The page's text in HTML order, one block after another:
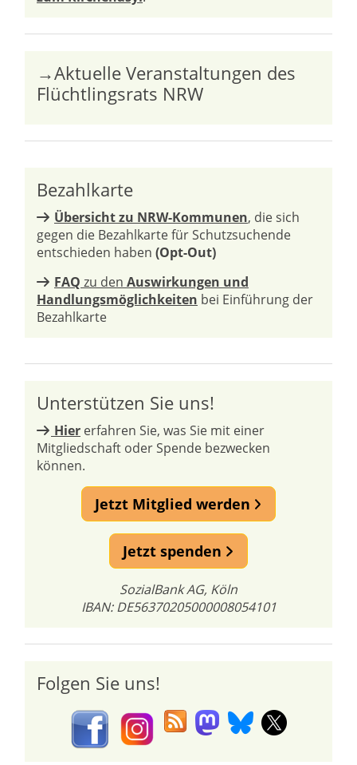
→Aktuelle Veranstaltungen des
Flüchtlingsrats NRW
Bezahlkarte
Übersicht zu NRW-Kommunen, die sich
gegen die Bezahlkarte für Schutzsuchende
entschieden haben (Opt-Out)
FAQ zu den Auswirkungen und
Handlungsmöglichkeiten bei Einführung der
Bezahlkarte
Unterstützen Sie uns!
Hier erfahren Sie, was Sie mit einer
Mitgliedschaft oder Spende bezwecken
können.
Jetzt Mitglied werden
Jetzt spenden
SozialBank AG, Köln
IBAN: DE56370205000008054101
Folgen Sie uns!